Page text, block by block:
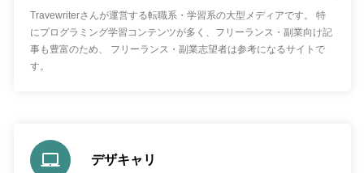
Travewriterさんが運営する転職系・学習系の大型メディアです。 特
にプログラミング学習コンテンツが多く、フリーランス・副業向け記
事も豊富のため、 フリーランス・副業志望者は参考になるサイトで
す。
デザキャリ